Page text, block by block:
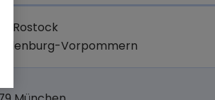
Rostock
Vorpommern